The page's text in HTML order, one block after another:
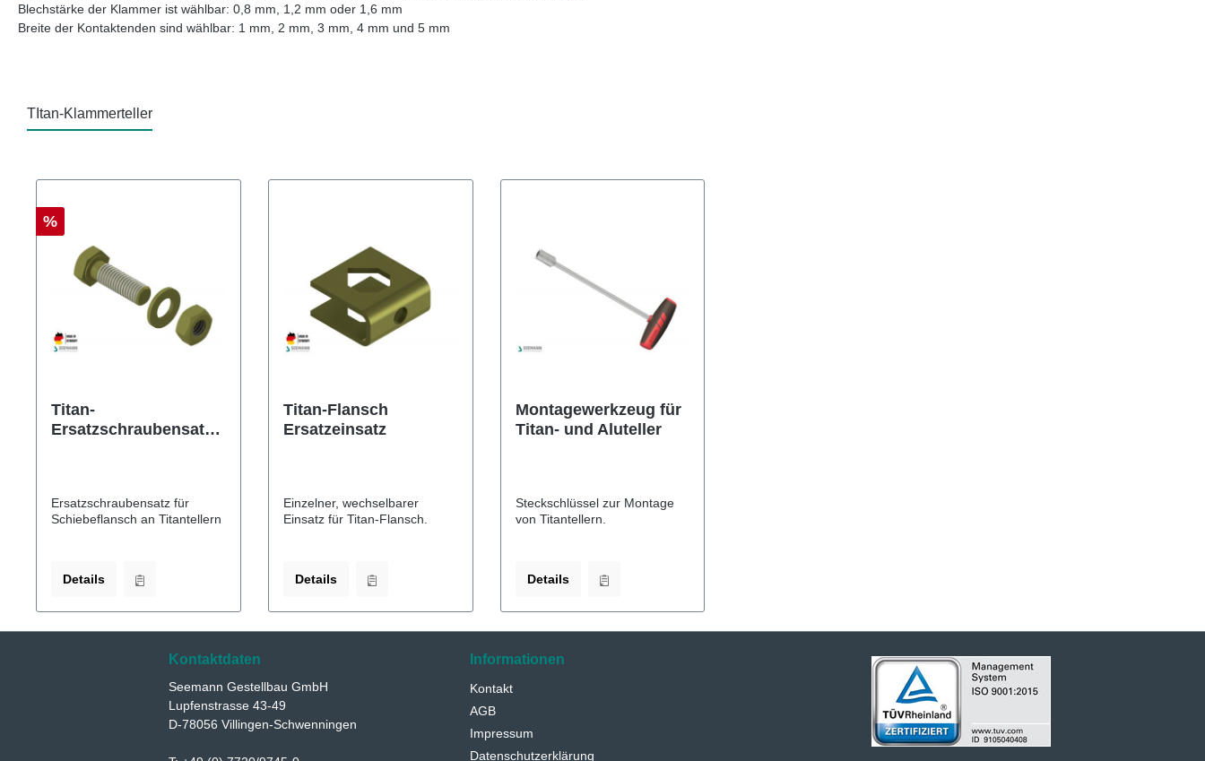
Blechstärke der Klammer ist wählbar: 0,8 mm, 1,2 mm oder 1,6 mm
Breite der Kontaktenden sind wählbar: 1 mm, 2 mm, 3 mm, 4 mm und 5 mm
TItan-Klammerteller
%
Titan-
Ersatzschraubensatz
Ersatzschraubensatz für
Schiebeflansch an Titantellern
Details
Titan-Flansch
Ersatzeinsatz
Einzelner, wechselbarer
Einsatz für Titan-Flansch.
Details
Montagewerkzeug für
Titan- und Aluteller
Steckschlüssel zur Montage
von Titantellern.
Details
Kontaktdaten
Seemann Gestellbau GmbH
Lupfenstrasse 43-49
D-78056 Villingen-Schwenningen
Informationen
Kontakt
AGB
Impressum
Datenschutzerklärung